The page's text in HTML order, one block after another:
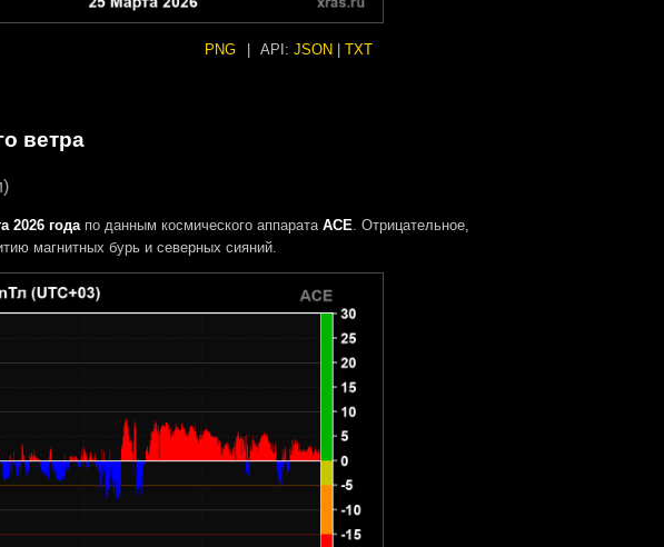
PNG API: JSON TXT
ветра
2026 годапо данным космического аппарата ACE . Отрицательное,
магнитных бурь и северных сияний.